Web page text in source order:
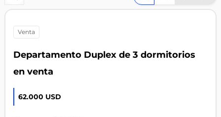
venta
Departamento Duplex de 3 dormitorios
en venta
62.000 USD